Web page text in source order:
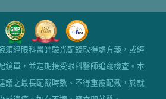
須經眼科醫師驗光配鏡取得處方箋，或經
鏡單，並定期接受眼科醫師追蹤檢查。本
議之最長配戴時數、不得重覆配戴，於就